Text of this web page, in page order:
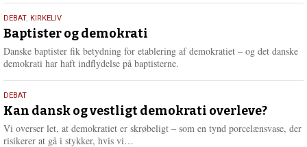
18.
maj
2026
DEBAT, KIRKELIV
Baptister og demokrati
Danske baptister fik betydning for etablering af demokratiet – og det danske
demokrati har haft indflydelse på baptisterne.
18.
maj
2026
DEBAT
Kan dansk og vestligt demokrati overleve?
Vi overser let, at demokratiet er skrøbeligt – som en tynd porcelænsvase, der
risikerer at gå i stykker, hvis vi…